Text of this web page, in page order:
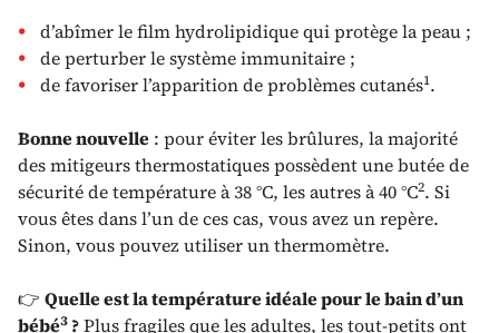
d’abîmer le film hydrolipidique qui protège la peau ;
de perturber le système immunitaire ;
de favoriser l’apparition de problèmes cutanés1.
Bonne nouvelle : pour éviter les brûlures, la majorité
des mitigeurs thermostatiques possèdent une butée de
sécurité de température à 38 °C, les autres à 40 °C2. Si
vous êtes dans l’un de ces cas, vous avez un repère.
Sinon, vous pouvez utiliser un thermomètre.
👉 Quelle est la température idéale pour le bain d’un
bébé3 ?Plus fragiles que les adultes, les tout-petits ont